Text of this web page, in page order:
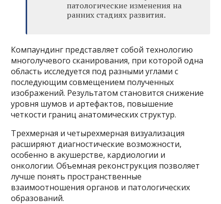
патологические изменения на
ранних стадиях развития.
Компаундинг представляет собой технологию
многолучевого сканирования, при которой одна
область исследуется под разными углами с
последующим совмещением полученных
изображений. Результатом становится снижение
уровня шумов и артефактов, повышение
четкости границ анатомических структур.
Трехмерная и четырехмерная визуализация
расширяют диагностические возможности,
особенно в акушерстве, кардиологии и
онкологии. Объемная реконструкция позволяет
лучше понять пространственные
взаимоотношения органов и патологических
образований.